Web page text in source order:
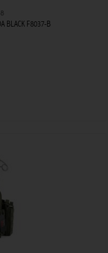
BLACK F8037-B